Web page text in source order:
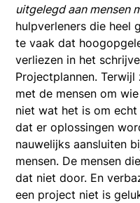
uitgelegd aan mensen
hulpverleners die heel
te vaak dat
verliezen in het
Projectplannen.
met de mensen om
niet wat het is om
dat er oplossingen
nauwelijks aansluiten
mensen. De mensen
dat niet door. En
een project niet is